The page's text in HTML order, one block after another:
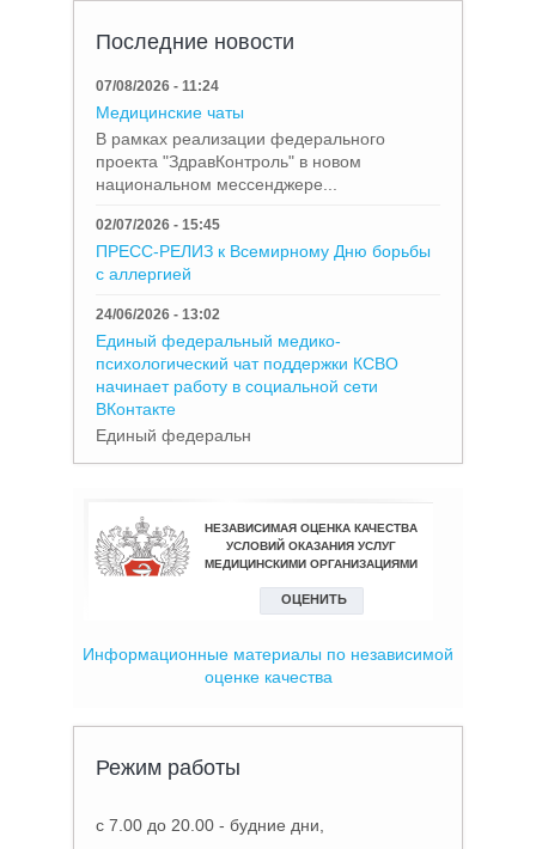
Последние новости
07/08/2026 - 11:24
Медицинские чаты
В рамках реализации федерального
проекта "ЗдравКонтроль" в новом
национальном мессенджере...
02/07/2026 - 15:45
ПРЕСС-РЕЛИЗ к Всемирному Дню борьбы
с аллергией
24/06/2026 - 13:02
Единый федеральный медико-
психологический чат поддержки КСВО
начинает работу в социальной сети
ВКонтакте
Единый федеральн
Информационные материалы по независимой
оценке качества
Режим работы
с 7.00 до 20.00 - будние дни,